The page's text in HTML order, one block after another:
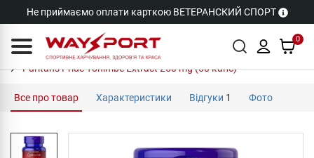
Не приймаємо оплати карткою ВЕТЕРАНСКИЙ СПОРТ
0
Puritan's Pride Yohimbe Extract 250 mg (50 капс)
Все про товар Характеристики Відгуки 1 Фото